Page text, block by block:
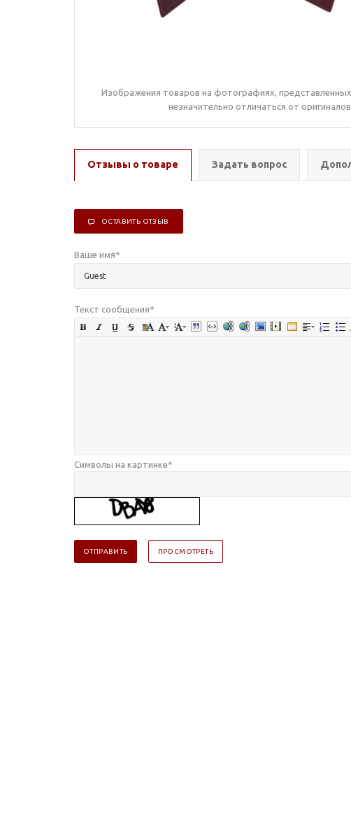
Изображения товаров на фотографиях, представленных
незначительно отличаться от
Отзывы о товаре Задать вопрос
ОСТАВИТЬ ОТЗЫВ
Ваше имя*
Текст сообщения*
Символы на картинке*